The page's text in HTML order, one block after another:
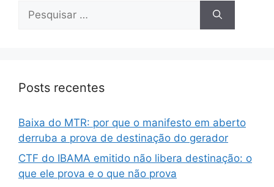
Posts recentes
Baixa do MTR: por que o manifesto em aberto
derruba a prova de destinação do gerador
CTF do IBAMA emitido não libera destinação: o
que ele prova e o que não prova